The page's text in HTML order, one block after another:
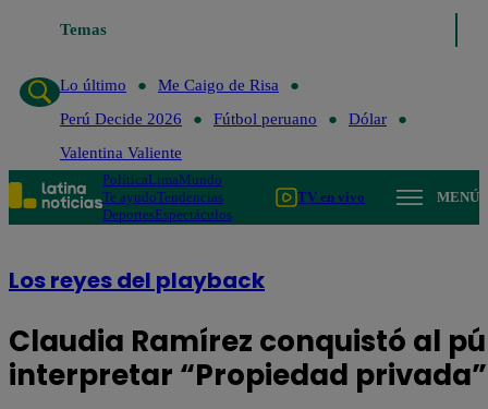
Temas
Lo último
Lo último
Me Caigo de Risa
Perú Decide 2026
Fútbol peruano
Dólar
Valentina Valiente
PolíticaLimaMundo
Te ayudoTendencias
DeportesEspectáculos
TV en vivo MENÚ
Los reyes del playback
Claudia Ramírez conquistó al
interpretar “Propiedad privada”